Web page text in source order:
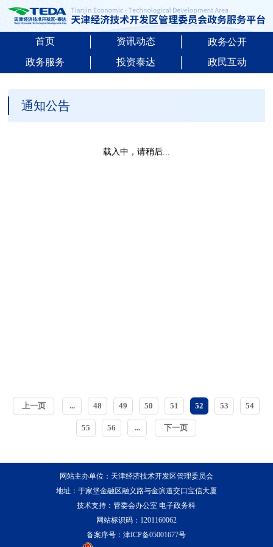
首页 资讯动态
政务公开
政务服务
投资泰达 政民互动
通知公告
载入中，请稍后...
上一页 ... 48 49 50 51 52 53 54
55 56 ... 下一页
网站主办单位：天津经济技术开发区管理委员会
地址：于家堡金融区融义路与金滨道交口宝信大厦
技术支持：管委会办公室 电子政务科
网站标识码：1201160062
备案序号：津ICP备05001677号